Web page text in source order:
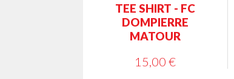
TEE SHIRT - FC
DOMPIERRE
MATOUR
15,00 €